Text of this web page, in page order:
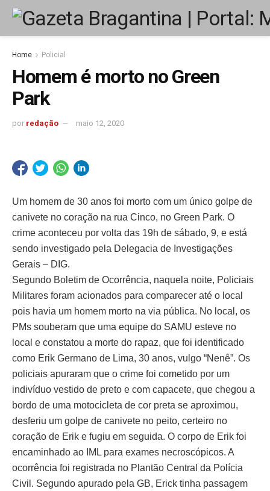
Home Policial
Homem é morto no Green
Park
por redação maio 12, 2020
Um homem de 30 anos foi morto com um único golpe de
canivete no coração na rua Cinco, no Green Park. O
crime aconteceu por volta das 19h de sábado, 9, e está
sendo investigado pela Delegacia de Investigações
Gerais – DIG.
Segundo Boletim de Ocorrência, naquela noite, Policiais
Militares foram acionados para comparecer até o local
pois havia um homem morto na via pública. No local, os
PMs souberam que uma equipe do SAMU esteve no
local e constatou a morte do rapaz, que foi identificado
como Erik Germano de Lima, 30 anos, vulgo “Nenê”. Os
policiais apuraram que o crime foi cometido por um
indivíduo vestido de preto e com capacete, que chegou a
bordo de uma motocicleta de cor preta se aproximou,
desferiu um golpe de canivete no peito, certeiro no
coração de Erik e fugiu em seguida. O corpo de Erik foi
encaminhado ao IML para exames necroscópicos. A
ocorrência foi registrada no Plantão Central da Polícia
Civil. Segundo apurado pela GB, Erick tinha passagem